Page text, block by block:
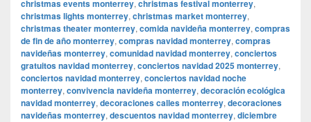
christmas events monterrey, christmas festival monterrey,
christmas lights monterrey, christmas market monterrey,
christmas theater monterrey, comida navideña monterrey, compras
de fin de año monterrey, compras navidad monterrey, compras
navideñas monterrey, comunidad navidad monterrey, conciertos
gratuitos navidad monterrey, conciertos navidad 2025 monterrey,
conciertos navidad monterrey, conciertos navidad noche
monterrey, convivencia navideña monterrey, decoración ecológica
navidad monterrey, decoraciones calles monterrey, decoraciones
navideñas monterrey, descuentos navidad monterrey, diciembre